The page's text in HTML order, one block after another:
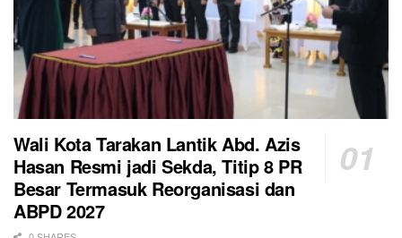
Wali Kota Tarakan Lantik Abd. Azis
Hasan Resmi jadi Sekda, Titip 8 PR
Besar Termasuk Reorganisasi dan
ABPD 2027